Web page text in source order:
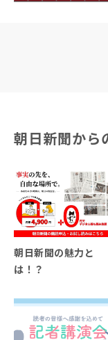
朝日新聞から
朝日新聞の魅力と
は！？